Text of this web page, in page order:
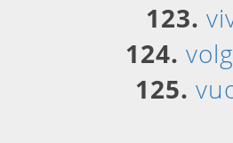
123.
124.
125.